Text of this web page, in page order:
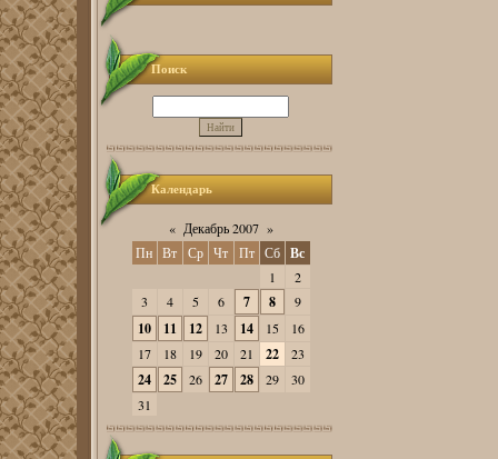
Поиск
Календарь
« Декабрь 2007 »
Пн Вт Ср Чт Пт Сб Вс
1
2
3
4 5 6 7 8 9
10 11 12 13 14 15
16
17
18 19 20 21 22 23
24 25 26 27 28 29
30
31